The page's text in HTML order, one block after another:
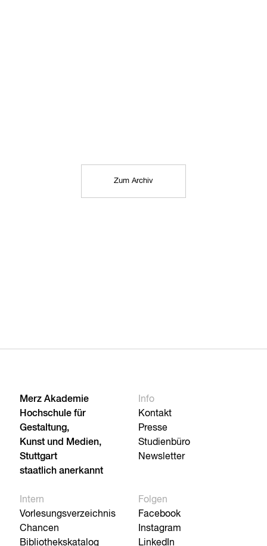
Zum Archiv
Merz Akademie
Hochschule für
Gestaltung,
Kunst und Medien,
Stuttgart
staatlich anerkannt
Info
Kontakt
Presse
Studienbüro
Newsletter
Intern
Vorlesungsverzeichnis
Chancen
Bibliothekskatalog
Folgen
Facebook
Instagram
LinkedIn